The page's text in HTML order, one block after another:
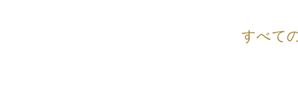
すべて